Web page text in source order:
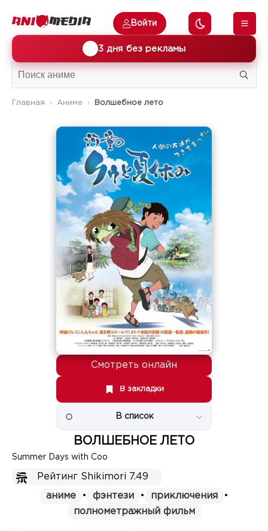
3 дня без рекламы
Войти
Главная Аниме Волшебное лето
Смотреть онлайн
В закладки
В список
ВОЛШЕБНОЕ ЛЕТО
Summer Days with Coo
Рейтинг Shikimori 7.49
аниме • фэнтези • приключения
•
полнометражный фильм